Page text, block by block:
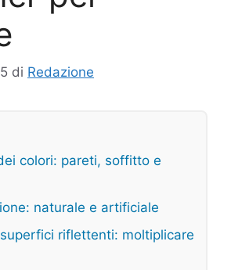
di Redazione
colori: pareti, soffitto e
naturale e artificiale
riflettenti: moltiplicare